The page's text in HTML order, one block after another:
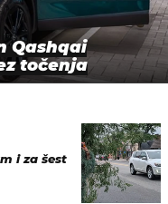
Qashqai
točenja
i za šest